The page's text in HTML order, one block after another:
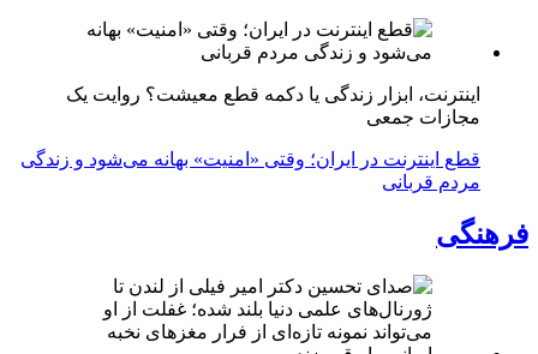
اینترنت، ابزار زندگی یا دکمه قطع معیشت؟ روایت یک
مجازات جمعی
قطع اینترنت در ایران؛ وقتی «امنیت» بهانه می‌شود و زندگی
مردم قربانی
فرهنگی